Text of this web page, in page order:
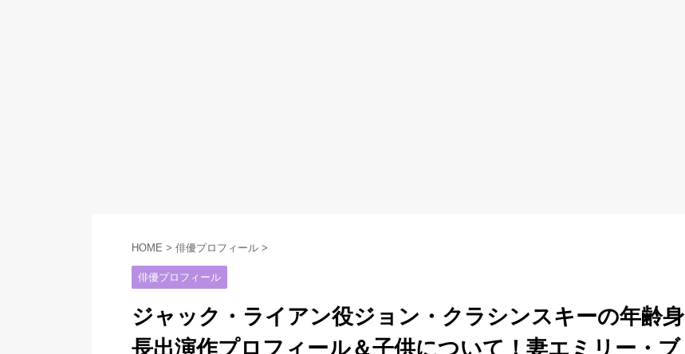
HOME > 俳優プロフィール >
俳優プロフィール
ジャック・ライアン役ジョン・クラシンスキーの年齢身
長出演作プロフィール＆子供について！妻エミリー・ブ